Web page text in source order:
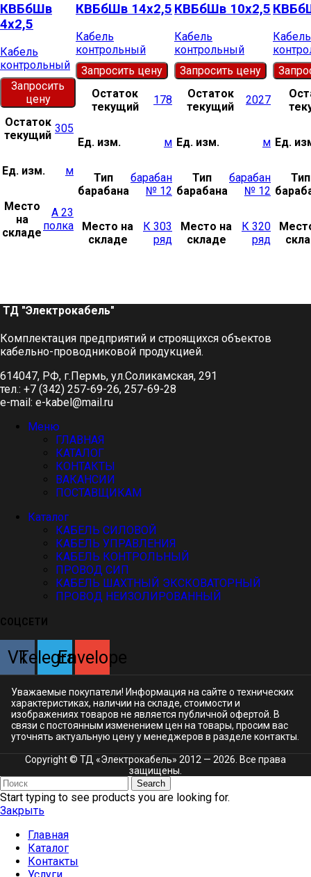
КВБбШв
4х2,5
Кабель
контрольный
Запросить
цену
Остаток
текущий 305
Ед. изм. м
Место
на
складе
А 23
полка
КВБбШв 14х2,5
Кабель
контрольный
Запросить цену
Остаток
текущий
178
Ед. изм. м
Тип
барабана
барабан
№ 12
Место на
складе
К 303
ряд
КВБбШв 10х2,5
Кабель
контрольный
Запросить цену
Остаток
текущий
2027
Ед. изм. м
Тип
барабана
барабан
№ 12
Место на
складе
К 320
ряд
Кабель
Ед.
Тип
ТД "Электрокабель"​
Комплектация предприятий и строящихся объектов
кабельно-проводниковой продукцией.
614047, РФ, г.Пермь, ул.Соликамская, 291
тел.: +7 (342) 257-69-26, 257-69-28
e-mail: e-kabel@mail.ru
Меню
ГЛАВНАЯ
КАТАЛОГ
КОНТАКТЫ
ВАКАНСИИ
ПОСТАВЩИКАМ
Каталог
КАБЕЛЬ СИЛОВОЙ
КАБЕЛЬ УПРАВЛЕНИЯ
КАБЕЛЬ КОНТРОЛЬНЫЙ
ПРОВОД СИП
КАБЕЛЬ ШАХТНЫЙ ЭКСКОВАТОРНЫЙ
ПРОВОД НЕИЗОЛИРОВАННЫЙ
СОЦСЕТИ
VkTelegramEnvelope
Уважаемые покупатели! Информация на сайте о технических
характеристиках, наличии на складе, стоимости и
изображениях товаров не является публичной офертой. В
связи с постоянным изменением цен на товары, просим вас
уточнять актуальную цену у менеджеров в разделе контакты.
Copyright © ТД «Электрокабель»​ 2012 — 2026. Все права
защищены.
Search
Start typing to see products you are looking for.
Закрыть
Главная
Каталог
Контакты